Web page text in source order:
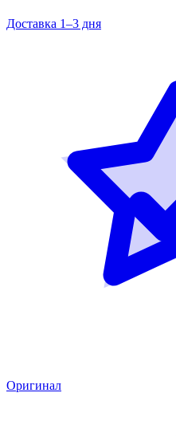
Доставка 1–3 дня
Оригинал